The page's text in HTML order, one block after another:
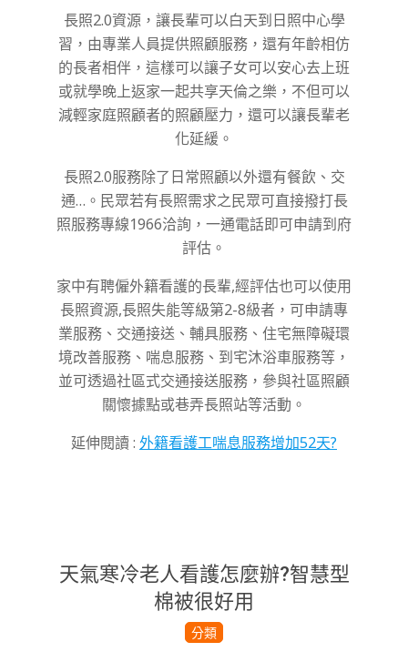
長照2.0資源，讓長輩可以白天到日照中心學
習，由專業人員提供照顧服務，還有年齡相仿
的長者相伴，這樣可以讓子女可以安心去上班
或就學晚上返家一起共享天倫之樂，不但可以
減輕家庭照顧者的照顧壓力，還可以讓長輩老
化延緩。
長照2.0服務除了日常照顧以外還有餐飲、交
通…。民眾若有長照需求之民眾可直接撥打長
照服務專線1966洽詢，一通電話即可申請到府
評估。
家中有聘僱外籍看護的長輩,經評估也可以使用
長照資源,長照失能等級第2-8級者，可申請專
業服務、交通接送、輔具服務、住宅無障礙環
境改善服務、喘息服務、到宅沐浴車服務等，
並可透過社區式交通接送服務，參與社區照顧
關懷據點或巷弄長照站等活動。
延伸閱讀 : 外籍看護工喘息服務增加52天?
天氣寒冷老人看護怎麼辦?智慧型
棉被很好用
分類